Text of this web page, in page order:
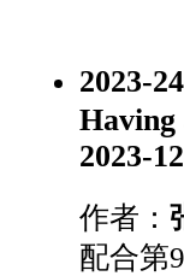
2023-
Having
2023-
作者：
配合